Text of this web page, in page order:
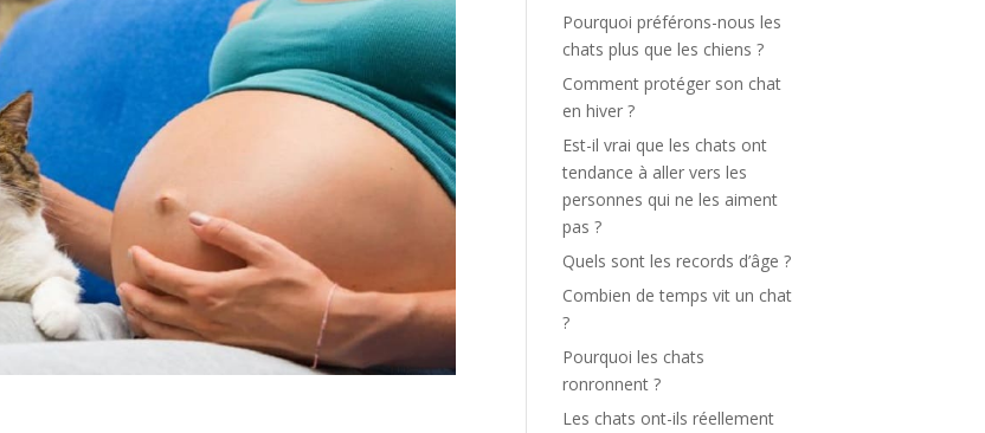
Pourquoi préférons-nous les
chats plus que les chiens ?
Comment protéger son chat
en hiver ?
Est-il vrai que les chats ont
tendance à aller vers les
personnes qui ne les aiment
pas ?
Quels sont les records d’âge ?
Combien de temps vit un chat
?
Pourquoi les chats
ronronnent ?
Les chats ont-ils réellement